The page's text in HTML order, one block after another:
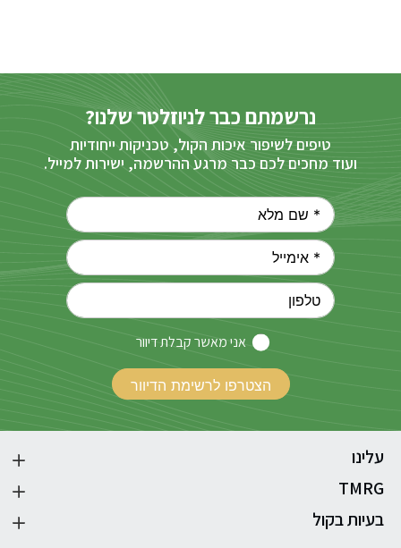
נרשמתם כבר לניוזלטר שלנו?
טיפים לשיפור איכות הקול, טכניקות ייחודיות
ועוד מחכים לכם כבר מרגע ההרשמה, ישירות למייל.
אני מאשר קבלת דיוור
עלינו
TMRG
בעיות בקול